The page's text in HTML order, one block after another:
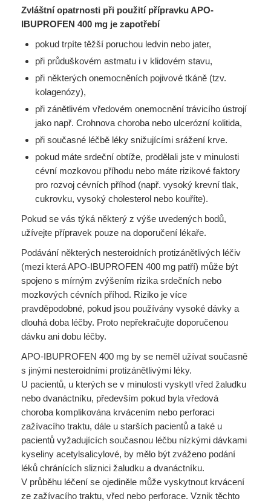
Zvláštní opatrnosti při použití přípravku APO-
IBUPROFEN 400 mg je zapotřebí
pokud trpíte těžší poruchou ledvin nebo jater,
při průduškovém astmatu i v klidovém stavu,
při některých onemocněních pojivové tkáně (tzv.
kolagenózy),
při zánětlivém vředovém onemocnění trávicího ústrojí
jako např. Crohnova choroba nebo ulcerózní kolitida,
při současné léčbě léky snižujícími srážení krve.
pokud máte srdeční obtíže, prodělali jste v minulosti
cévní mozkovou příhodu nebo máte rizikové faktory
pro rozvoj cévních příhod (např. vysoký krevní tlak,
cukrovku, vysoký cholesterol nebo kouříte).
Pokud se vás týká některý z výše uvedených bodů,
užívejte přípravek pouze na doporučení lékaře.
Podávání některých nesteroidních protizánětlivých léčiv
(mezi která APO-IBUPROFEN 400 mg patří) může být
spojeno s mírným zvýšením rizika srdečních nebo
mozkových cévních příhod. Riziko je více
pravděpodobné, pokud jsou používány vysoké dávky a
dlouhá doba léčby. Proto nepřekračujte doporučenou
dávku ani dobu léčby.
APO-IBUPROFEN 400 mg by se neměl užívat současně
s jinými nesteroidními protizánětlivými léky.
U pacientů, u kterých se v minulosti vyskytl vřed žaludku
nebo dvanáctníku, především pokud byla vředová
choroba komplikována krvácením nebo perforaci
zažívacího traktu, dále u starších pacientů a také u
pacientů vyžadujících současnou léčbu nízkými dávkami
kyseliny acetylsalicylové, by mělo být zváženo podání
léků chránících sliznici žaludku a dvanáctníku.
V průběhu léčení se ojediněle může vyskytnout krvácení
ze zažívacího traktu, vřed nebo perforace. Vznik těchto